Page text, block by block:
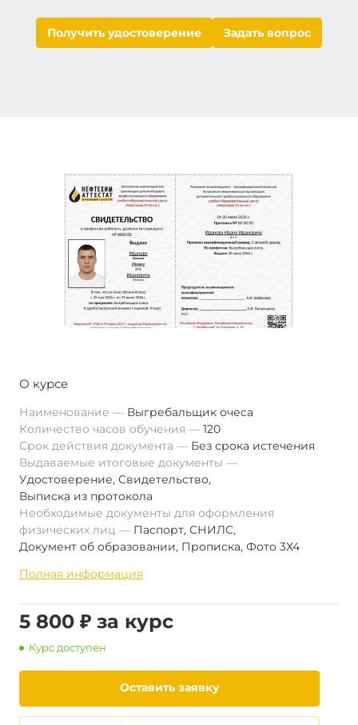
Получить удостоверение Задать вопрос
О курсе
Наименование
Выгребальщик очеса
Количество часов обучения
120
Срок действия документа
Без срока истечения
Выдаваемые итоговые документы
Удостоверение, Свидетельство,
Выписка из протокола
Необходимые документы для оформления
физических лиц
Паспорт, СНИЛС,
Документ об образовании, Прописка, Фото 3Х4
Полная информация
5 800 ₽ за курс
Курс доступен
Оставить заявку